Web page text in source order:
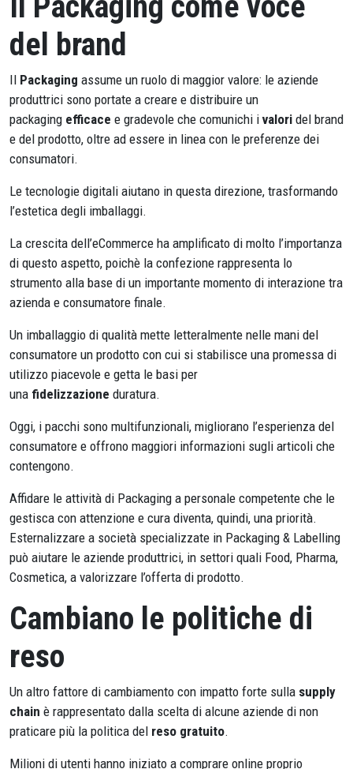
del brand
Il Packaging assume un ruolo di maggior valore: le aziende
produttrici sono portate a creare e distribuire un
packaging efficace e gradevole che comunichi i valori del brand
e del prodotto, oltre ad essere in linea con le preferenze dei
consumatori.
Le tecnologie digitali aiutano in questa direzione, trasformando
l’estetica degli imballaggi.
La crescita dell’eCommerce ha amplificato di molto l’importanza
di questo aspetto, poichè la confezione rappresenta lo
strumento alla base di un importante momento di interazione tra
azienda e consumatore finale.
Un imballaggio di qualità mette letteralmente nelle mani del
consumatore un prodotto con cui si stabilisce una promessa di
utilizzo piacevole e getta le basi per
una fidelizzazione duratura.
Oggi, i pacchi sono multifunzionali, migliorano l’esperienza del
consumatore e offrono maggiori informazioni sugli articoli che
contengono.
Affidare le attività di Packaging a personale competente che le
gestisca con attenzione e cura diventa, quindi, una priorità.
Esternalizzare a società specializzate in Packaging & Labelling
può aiutare le aziende produttrici, in settori quali Food, Pharma,
Cosmetica, a valorizzare l’offerta di prodotto.
Cambiano le politiche di
reso
Un altro fattore di cambiamento con impatto forte sulla supply
chain è rappresentato dalla scelta di alcune aziende di non
praticare più la politica del reso gratuito.
Milioni di utenti hanno iniziato a comprare online proprio